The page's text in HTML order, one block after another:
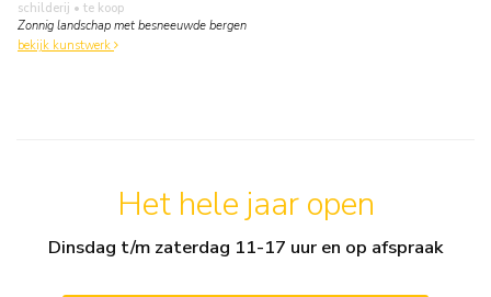
schilderij • te koop
Zonnig landschap met besneeuwde bergen
bekijk kunstwerk
Het hele jaar open
Dinsdag t/m zaterdag 11-17 uur en op afspraak